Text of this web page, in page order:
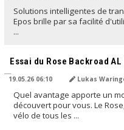
Solutions intelligentes de
Epos brille par sa facilité
...
Essai du Rose Backroad AL
19.05.26 06:10 Lukas
Quel avantage apporte un
découvert pour vous. Le
vélo de tous les ...